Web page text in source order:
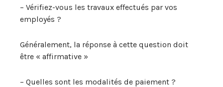
– Vérifiez-vous les travaux effectués par vos
employés ?
Généralement, la réponse à cette question doit
être « affirmative »
– Quelles sont les modalités de paiement ?